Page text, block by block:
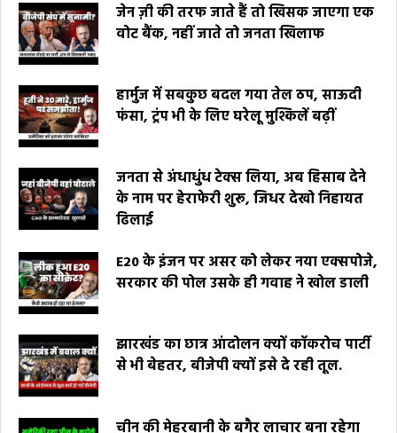
जेन ज़ी की तरफ जाते हैं तो खिसक जाएगा एक
वोट बैंक, नहीं जाते तो जनता खिलाफ
हार्मुज में सबकुछ बदल गया तेल ठप, साऊदी
फंसा, ट्रंप भी के लिए घरेलू मुश्किलें बढ़ीं
जनता से अंधाधुंध टेक्स लिया, अब हिसाब देने
के नाम पर हेराफेरी शुरू, जिधर देखो निहायत
ढिलाई
E20 के इंजन पर असर को लेकर नया एक्सपोजे,
सरकार की पोल उसके ही गवाह ने खोल डाली
झारखंड का छात्र आंदोलन क्यों कॉकरोच पार्टी
से भी बेहतर, बीजेपी क्यों इसे दे रही तूल.
चीन की मेहरबानी के बगैर लाचार बना रहेगा